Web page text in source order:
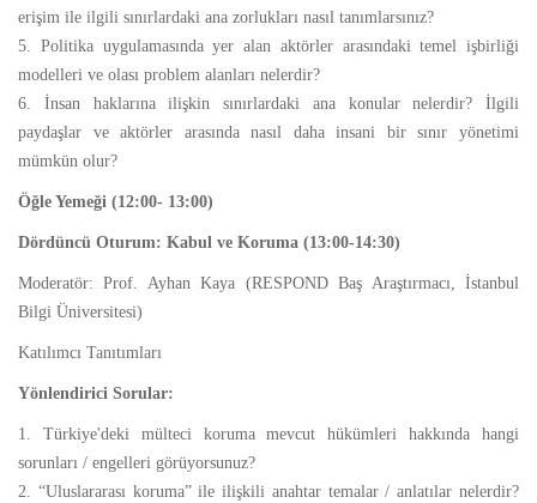
erişim ile ilgili sınırlardaki ana zorlukları nasıl tanımlarsınız?
5. Politika uygulamasında yer alan aktörler arasındaki temel işbirliği
modelleri ve olası problem alanları nelerdir?
6. İnsan haklarına ilişkin sınırlardaki ana konular nelerdir? İlgili
paydaşlar ve aktörler arasında nasıl daha insani bir sınır yönetimi
mümkün olur?
Öğle Yemeği (12:00- 13:00)
Dördüncü Oturum: Kabul ve Koruma (13:00-14:30)
Moderatör: Prof. Ayhan Kaya (RESPOND Baş Araştırmacı, İstanbul
Bilgi Üniversitesi)
Katılımcı Tanıtımları
Yönlendirici Sorular:
1. Türkiye'deki mülteci koruma mevcut hükümleri hakkında hangi
sorunları / engelleri görüyorsunuz?
2. “Uluslararası koruma” ile ilişkili anahtar temalar / anlatılar nelerdir?